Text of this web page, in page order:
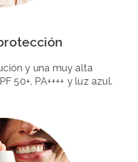
y una muy alta
50+, PA++++ y luz azul.